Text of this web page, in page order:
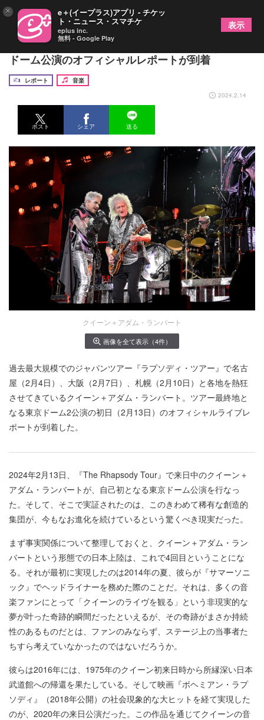
クイーン＋アダム・ランバート、自身初となる東京
ドーム公演のオフィシャルレポートが到着
レポート
音楽
2024.2.14
ポスト シェア 送る
クイーン＋アダム・ランバート
画像を全て表示（4件）
過去最大規模でのジャパンツアー『ラプソディ・ツアー』で名古
屋（2月4日）、大阪（2月7日）、札幌（2月10日）と各地を熱狂
させてきているクイーン＋アダム・ランバート。ツアー最終地と
なる東京ドーム2公演の初日（2月13日）のオフィシャルライブレ
ポートが到着した。
2024年2月13日、『The Rhapsody Tour』で来日中のクイーン＋
アダム・ランバートが、自己初となる東京ドーム公演を行なっ
た。そして、そこで実証されたのは、このきわめて稀有な創造的
集団が、今もなお進化を続けているという驚くべき現実だった。
まず事実関係について整理しておくと、クイーン＋アダム・ラン
バートという形態での日本上陸は、これで4回目ということにな
る。それが最初に実現したのは2014年の夏、彼らが『サマーソニ
ック』でヘッドライナーを務めた際のことだ。それは、多くの音
楽ファンにとって「クイーンのライヴを観る」という非現実的な
夢が叶った奇跡的瞬間だったといえるが、その奇跡がまさか持続
性のあるものだとは、ファンのみならず、ステージ上の当事者た
ちすら考えていなかったのではないだろうか。
彼らは2016年には、1975年のクイーン初来日時から所縁深い日本
武道館への帰還を果たしている。そして映画『ボヘミアン・ラプ
ソディ』（2018年公開）の社会現象的な大ヒットを経て実現した
のが、2020年の来日公演だった。この作品を通じてクイーンの音
× e＋(イープラス)アプリ - チケッ
ト・ニュース・スマチケ
eplus inc.
無料 - Google Play
表示